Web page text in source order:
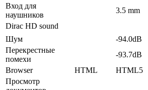
Вход для
наушников
3.5 mm
Dirac HD sound
Шум
-94.0dB
Перекрестные
помехи
-93.7dB
Browser
HTML HTML5
Просмотр